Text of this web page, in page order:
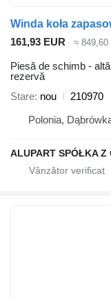
161,93 EUR ≈ 849,60
Piesă de schimb -
rezervă
Stare nou
210970
Polonia,